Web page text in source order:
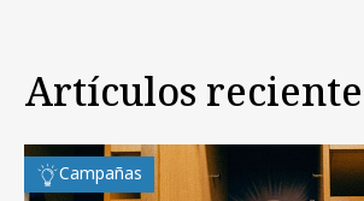
Artículos
Campañas